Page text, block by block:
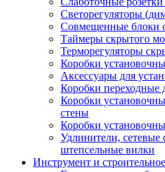
Светорегуляторы
Совмещенные блоки
Таймеры скрытого
Терморегуляторы
Коробки
Аксессуары для
Коробки переходные
Коробки
стены
Коробки
Удлинители, сетевые
штепсельные вилки
Инструмент и